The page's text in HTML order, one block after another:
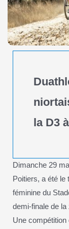
la D3
Dimanche 29
Poitiers, a été le
féminine du
demi-finale de
Une